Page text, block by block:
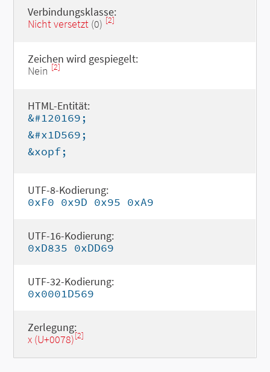
Verbindungsklasse:
Nicht versetzt(0) [2]
Zeichen wird gespiegelt:
Nein [2]
HTML-Entität:
&#120169;
&#x1D569;
&xopf;
UTF-8-Kodierung:
0xF0 0x9D 0x95 0xA9
UTF-16-Kodierung:
0xD835 0xDD69
UTF-32-Kodierung:
0x0001D569
Zerlegung:
x (U+0078)[2]